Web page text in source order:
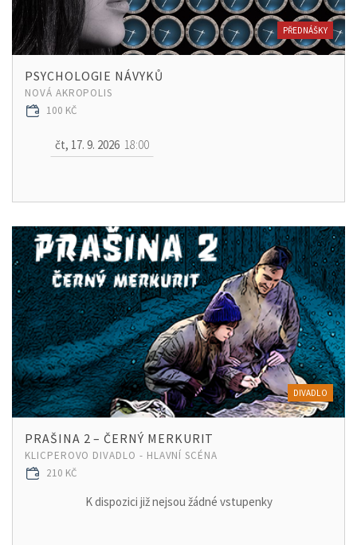
PŘEDNÁŠKY
PSYCHOLOGIE NÁVYKŮ
NOVÁ AKROPOLIS
100 KČ
čt, 17. 9. 2026 18:00
DIVADLO
PRAŠINA 2 – ČERNÝ MERKURIT
KLICPEROVO DIVADLO - HLAVNÍ SCÉNA
210 KČ
K dispozici již nejsou žádné vstupenky